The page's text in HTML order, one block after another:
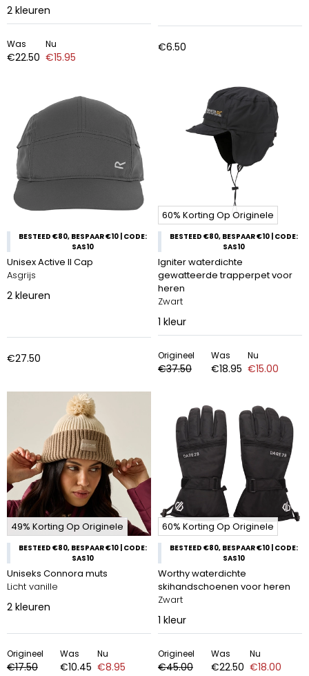
2 kleuren
Was
€22.50
Nu
€15.95
€6.50
BESTEED €80, BESPAAR €10 | CODE:
SAS10
Unisex Active II Cap
Asgrijs
2 kleuren
€27.50
60% Korting Op Originele
BESTEED €80, BESPAAR €10 | CODE:
SAS10
Igniter waterdichte
gewatteerde trapperpet voor
heren
Zwart
1 kleur
Origineel
€37.50
Was
€18.95
Nu
€15.00
49% Korting Op Originele
BESTEED €80, BESPAAR €10 | CODE:
SAS10
Uniseks Connora muts
Licht vanille
2 kleuren
Origineel
€17.50
Was
€10.45
Nu
€8.95
60% Korting Op Originele
BESTEED €80, BESPAAR €10 | CODE:
SAS10
Worthy waterdichte
skihandschoenen voor heren
Zwart
1 kleur
Origineel
€45.00
Was
€22.50
Nu
€18.00